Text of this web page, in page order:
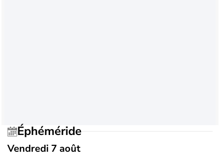
Éphéméride
Vendredi 7 août